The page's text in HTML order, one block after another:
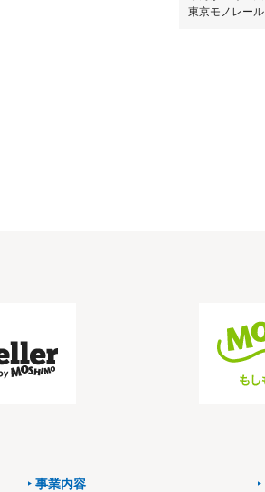
東京モノレー
事業内容